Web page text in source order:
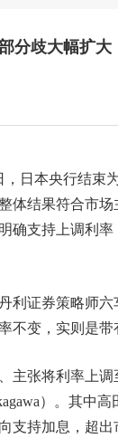
分歧大幅扩
，日本央行结束
体结果符合市
确支持上调利
利证券策略师
不变，实则是
主张将利率上调
）。其中
支持加息，超